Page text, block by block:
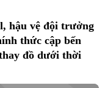
hậu vệ đội trưởng
thức cập bến
đồ dưới thời